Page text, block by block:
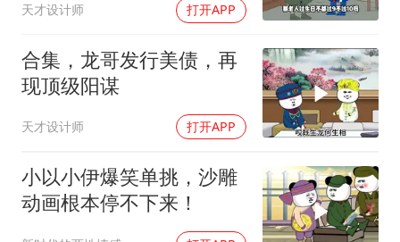
天才设计师 打开APP
合集，龙哥发行美债，再
现顶级阳谋
天才设计师 打开APP
小以小伊爆笑单挑，沙雕
动画根本停不下来！